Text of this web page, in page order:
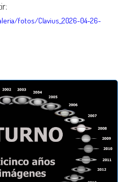
fotos/Clavius_2026-04-26-